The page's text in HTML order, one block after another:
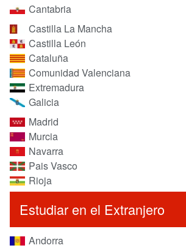
Cantabria
Castilla La Mancha
Castilla León
Cataluña
Comunidad Valenciana
Extremadura
Galicia
Madrid
Murcia
Navarra
Pais Vasco
Rioja
Estudiar en el Extranjero
Andorra